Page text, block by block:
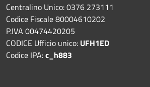
Centralino Unico: 0376 273111
Codice Fiscale 80004610202
P.IVA 00474420205
CODICE Ufficio unico: UFH1ED
Codice IPA:c_h883